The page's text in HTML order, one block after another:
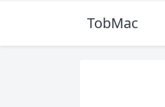
TobMac